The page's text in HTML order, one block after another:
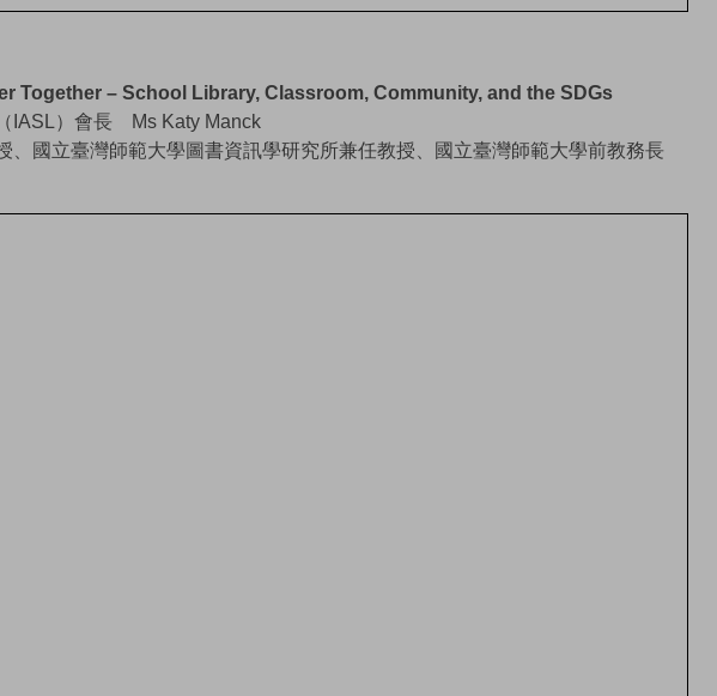
Together – School Library, Classroom, Community, and the SDGs
IASL）會長 Ms Katy Manck
、國立臺灣師範大學圖書資訊學研究所兼任教授、國立臺灣師範大學前教務長